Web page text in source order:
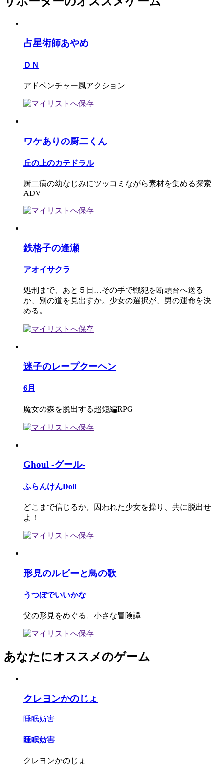
占星術師あやめ
ＤＮ
アドベンチャー風アクション
ワケありの厨二くん
丘の上のカテドラル
厨二病の幼なじみにツッコミながら素材を集める探索
ADV
鉄格子の逢瀬
アオイサクラ
処刑まで、あと５日…その手で戦犯を断頭台へ送る
か、別の道を見出すか。少女の選択が、男の運命を決
める。
迷子のレープクーヘン
6月
魔女の森を脱出する超短編RPG
Ghoul -グール-
ふらんけんDoll
どこまで信じるか。囚われた少女を操り、共に脱出せ
よ！
形見のルビーと鳥の歌
うつぼでいいかな
父の形見をめぐる、小さな冒険譚
あなたにオススメのゲーム
クレヨンかのじょ
睡眠妨害
睡眠妨害
クレヨンかのじょ